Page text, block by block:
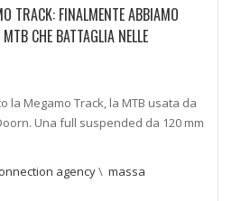
TRACK: FINALMENTE ABBIAMO
CHE BATTAGLIA NELLE
Megamo Track, la MTB usata da
Una full suspended da 120 mm
agency\ massa